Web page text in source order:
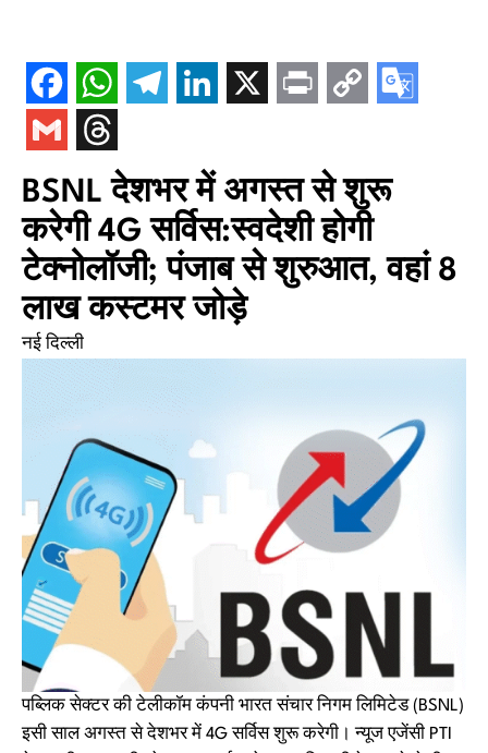
BSNL देशभर में अगस्त से शुरू
करेगी 4G सर्विस:स्वदेशी होगी
टेक्नोलॉजी; पंजाब से शुरुआत, वहां 8
लाख कस्टमर जोड़े
नई दिल्ली
पब्लिक सेक्टर की टेलीकॉम कंपनी भारत संचार निगम लिमिटेड (BSNL)
इसी साल अगस्त से देशभर में 4G सर्विस शुरू करेगी। न्यूज एजेंसी PTI